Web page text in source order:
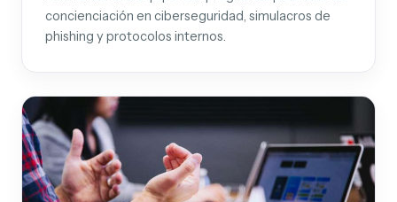
concienciación en ciberseguridad, simulacros de
phishing y protocolos internos.